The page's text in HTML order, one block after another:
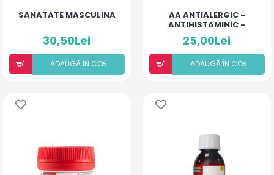
SANATATE MASCULINA
30,50Lei
ADAUGÃ ÎN COȘ
AA ANTIALERGIC -
ANTIHISTAMINIC -
SOLUȚIE ALCOOLICĂ CU
10% ULEIURI ESENȚIALE
25,00Lei
ADAUGÃ ÎN COȘ